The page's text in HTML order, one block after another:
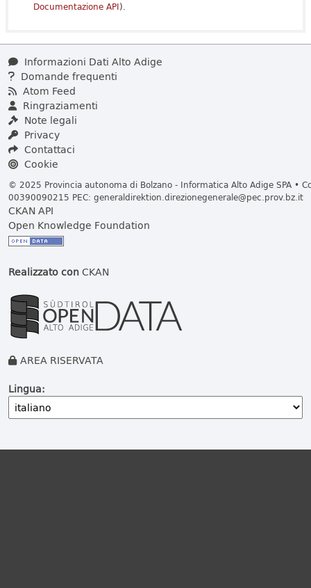
Documentazione API).
Informazioni Dati Alto Adige
Domande frequenti
Atom Feed
Ringraziamenti
Note legali
Privacy
Contattaci
Cookie
© 2025 Provincia autonoma di Bolzano - Informatica Alto Adige SPA •
00390090215 PEC: generaldirektion.direzionegenerale@pec.prov.bz.it
CKAN API
Open Knowledge Foundation
Realizzato conCKAN
AREA RISERVATA
Lingua